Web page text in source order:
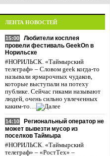
ЛЕНТА НОВОСТЕЙ
15:00
Любители косплея
провели фестиваль GeekOn в
Норильске
#НОРИЛЬСК. «Таймырский
телеграф» – Словом geek когда-то
называли ярмарочных чудаков,
которые выступали на потеху
публике. Сейчас гиками называют
людей, очень сильно увлеченных
каким-то…
14:10
Региональный оператор не
может вывезти мусор из
поселков Таймыра
#НОРИЛЬСК. «Таймырский
телеграф» – «РостТех» –